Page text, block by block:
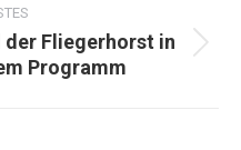
der Fliegerhorst in
Programm